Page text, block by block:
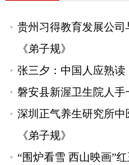
贵州习得教育发展公
《弟子规》
张三夕：中国人应熟读
磐安县新渥卫生院人手
深圳正气养生研究所
《弟子规》
“围炉看雪 西山映画”